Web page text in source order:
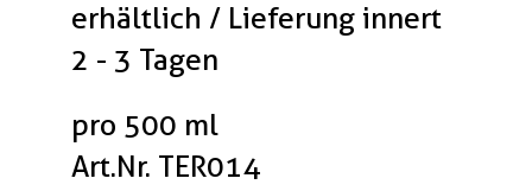
erhältlich / Lieferung innert
2 - 3 Tagen
pro 500 ml
Art.Nr. TER014